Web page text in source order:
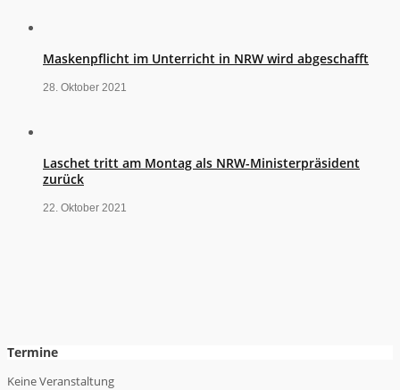
Maskenpflicht im Unterricht in NRW wird abgeschafft
28. Oktober 2021
Laschet tritt am Montag als NRW-Ministerpräsident
zurück
22. Oktober 2021
Termine
Keine Veranstaltung